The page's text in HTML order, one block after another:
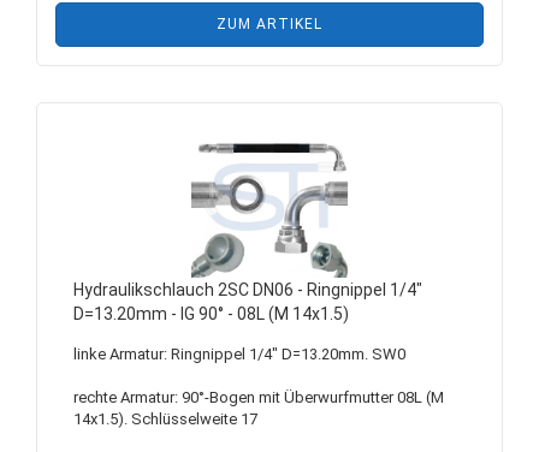
ZUM ARTIKEL
Hydraulikschlauch 2SC DN06 - Ringnippel 1/4"
D=13.20mm - IG 90° - 08L (M 14x1.5)
linke Armatur: Ringnippel 1/4" D=13.20mm. SW0
rechte Armatur: 90°-Bogen mit Überwurfmutter 08L (M
14x1.5). Schlüsselweite 17